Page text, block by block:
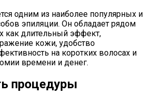
одним из наиболее популярных и
эпиляции. Он обладает рядом
как длительный эффект,
кожи, удобство
на коротких волосах и
времени и денег.
процедуры